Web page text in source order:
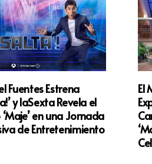
Fuentes Estrena
y laSexta Revela el
en una Jornada
de Entretenimiento
El